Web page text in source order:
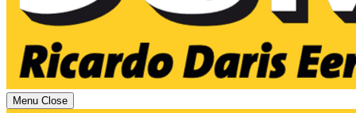
Menu Close